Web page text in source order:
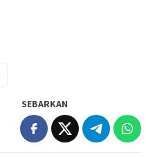
SEBARKAN